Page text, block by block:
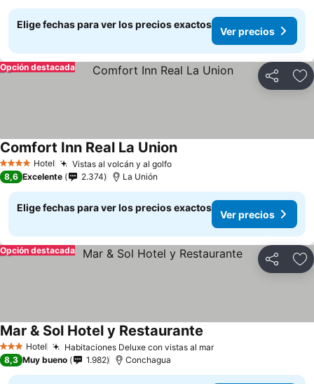
Elige fechas para ver los precios exactos
Ver precios
Compartir
Opción destacada
4 EstrellasHotel Vistas al volcán y al golfoVer precios
Comfort Inn Real La UnionVer precios
8,6 Excelente 2.374 La Unión
Elige fechas para ver los precios exactos
Ver precios
Compartir
Opción destacada
3 Estrellas
Hotel Habitaciones Deluxe con vistas al marVer precios
Mar & Sol Hotel y Restaurante
8,3 Muy bueno 1.982 Conchagua